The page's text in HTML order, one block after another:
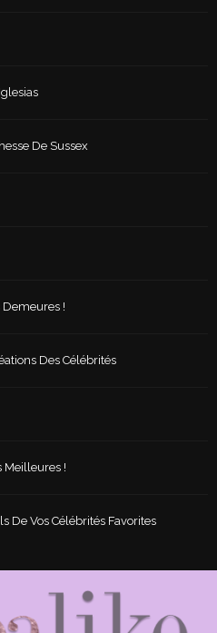
De Sussex
Demeures !
Des Célébrités
Meilleures !
De Vos Célébrités Favorites